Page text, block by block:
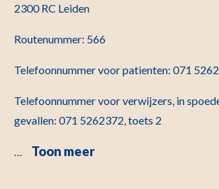
2300 RC Leiden
Routenummer: 566
Telefoonnummer voor patienten: 071
Telefoonnummer voor verwijzers, in
gevallen: 071 5262372, toets 2
… Toon meer